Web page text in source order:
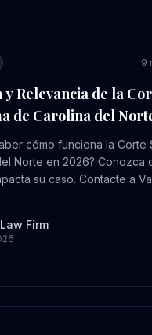
Lo Que Debe Saber
de la Corte
9
y Relevancia de la
de Carolina del
cómo funciona la Corte
Norte en 2026? Conozca
su caso. Contacte a
Firm
en 2026
2026: Qué es y cómo